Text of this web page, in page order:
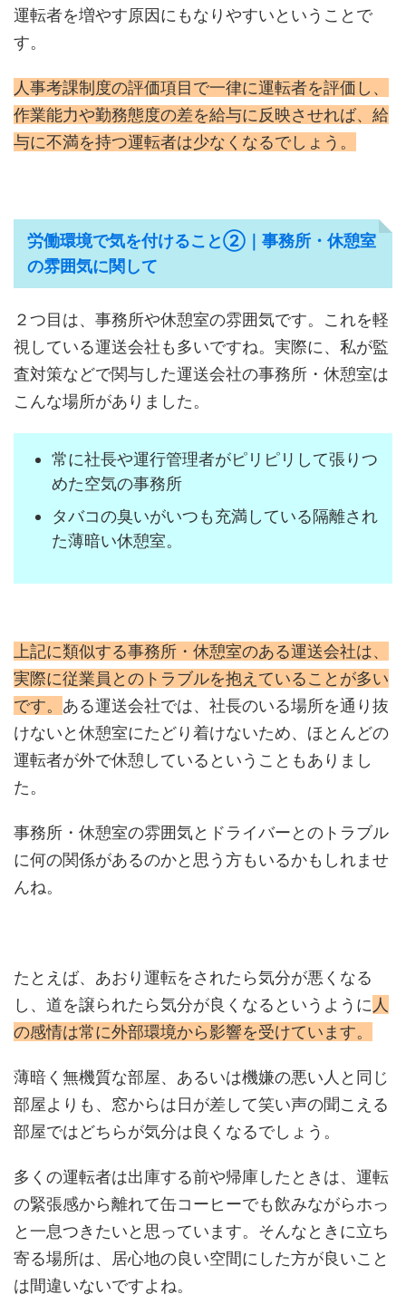
運転者を増やす原因にもなりやすいということで
す。
人事考課制度の評価項目で一律に運転者を評価し、
作業能力や勤務態度の差を給与に反映させれば、給
与に不満を持つ運転者は少なくなるでしょう。
労働環境で気を付けること②｜事務所・休憩室
の雰囲気に関して
２つ目は、事務所や休憩室の雰囲気です。これを軽
視している運送会社も多いですね。実際に、私が監
査対策などで関与した運送会社の事務所・休憩室は
こんな場所がありました。
常に社長や運行管理者がピリピリして張りつ
めた空気の事務所
タバコの臭いがいつも充満している隔離され
た薄暗い休憩室。
上記に類似する事務所・休憩室のある運送会社は、
実際に従業員とのトラブルを抱えていることが多い
です。 ある運送会社では、社長のいる場所を通り抜
けないと休憩室にたどり着けないため、ほとんどの
運転者が外で休憩しているということもありまし
た。
事務所・休憩室の雰囲気とドライバーとのトラブル
に何の関係があるのかと思う方もいるかもしれませ
んね。
たとえば、あおり運転をされたら気分が悪くなる
し、道を譲られたら気分が良くなるというように 人
の感情は常に外部環境から影響を受けています。
薄暗く無機質な部屋、あるいは機嫌の悪い人と同じ
部屋よりも、窓からは日が差して笑い声の聞こえる
部屋ではどちらが気分は良くなるでしょう。
多くの運転者は出庫する前や帰庫したときは、運転
の緊張感から離れて缶コーヒーでも飲みながらホっ
と一息つきたいと思っています。そんなときに立ち
寄る場所は、居心地の良い空間にした方が良いこと
は間違いないですよね。